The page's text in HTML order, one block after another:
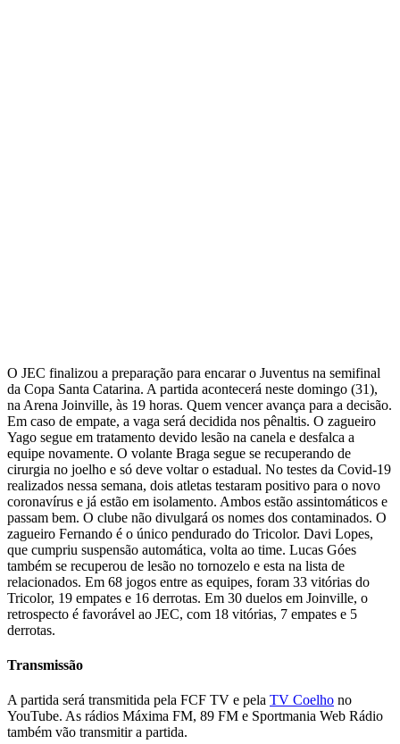
O JEC finalizou a preparação para encarar o Juventus na semifinal
da Copa Santa Catarina. A partida acontecerá neste domingo (31),
na Arena Joinville, às 19 horas. Quem vencer avança para a decisão.
Em caso de empate, a vaga será decidida nos pênaltis. O zagueiro
Yago segue em tratamento devido lesão na canela e desfalca a
equipe novamente. O volante Braga segue se recuperando de
cirurgia no joelho e só deve voltar o estadual. No testes da Covid-19
realizados nessa semana, dois atletas testaram positivo para o novo
coronavírus e já estão em isolamento. Ambos estão assintomáticos e
passam bem. O clube não divulgará os nomes dos contaminados. O
zagueiro Fernando é o único pendurado do Tricolor. Davi Lopes,
que cumpriu suspensão automática, volta ao time. Lucas Góes
também se recuperou de lesão no tornozelo e esta na lista de
relacionados. Em 68 jogos entre as equipes, foram 33 vitórias do
Tricolor, 19 empates e 16 derrotas. Em 30 duelos em Joinville, o
retrospecto é favorável ao JEC, com 18 vitórias, 7 empates e 5
derrotas.
Transmissão
A partida será transmitida pela FCF TV e pela TV Coelho no
YouTube. As rádios Máxima FM, 89 FM e Sportmania Web Rádio
também vão transmitir a partida.